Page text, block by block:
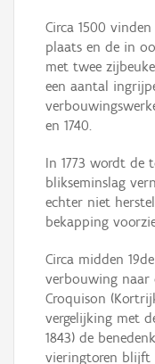
Circa 1500
plaats en de in
met twee
een aantal
en 1740.
In 1773 wordt de
blikseminslag
echter niet
bekapping
Circa midden
verbouwing naar
Croquison
vergelijking met
1843) de
vieringtoren blijft